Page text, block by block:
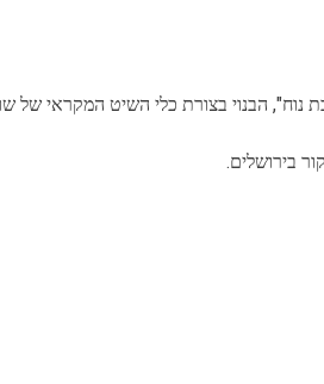
בירושלים.